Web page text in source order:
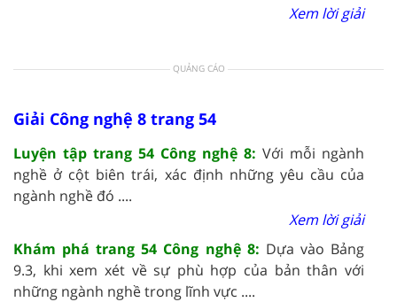
Xem lời giải
QUẢNG CÁO
Giải Công nghệ 8 trang 54
Luyện tập trang 54 Công nghệ 8: Với mỗi ngành
nghề ở cột biên trái, xác định những yêu cầu của
ngành nghề đó ....
Xem lời giải
Khám phá trang 54 Công nghệ 8: Dựa vào Bảng
9.3, khi xem xét về sự phù hợp của bản thân với
những ngành nghề trong lĩnh vực ....